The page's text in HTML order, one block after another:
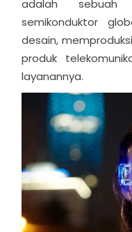
adalah sebuah
semikonduktor
desain,
produk
layanannya.